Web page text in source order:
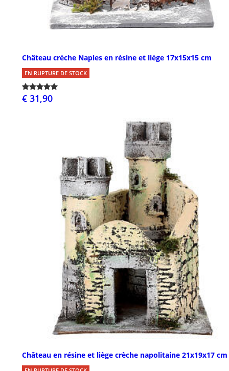
Château crèche Naples en résine et liège 17x15x15 cm
EN RUPTURE DE STOCK
€ 31,90
Château en résine et liège crèche napolitaine 21x19x17 cm